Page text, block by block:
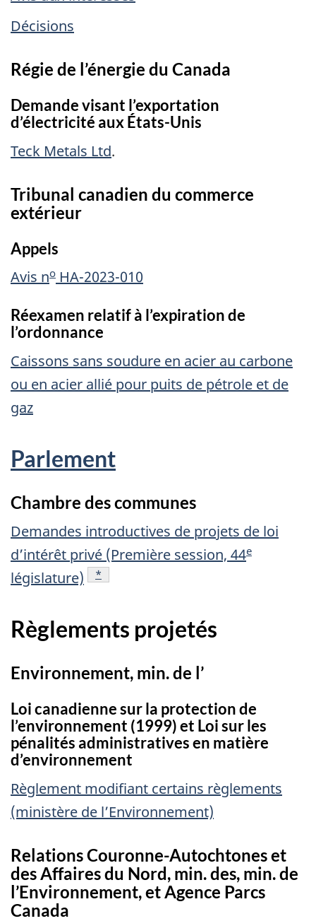
Décisions
Régie de l’énergie du Canada
Demande visant l’exportation
d’électricité aux États-Unis
Teck Metals Ltd.
Tribunal canadien du commerce
extérieur
Appels
Avis no HA-2023-010
Réexamen relatif à l’expiration de
l’ordonnance
Caissons sans soudure en acier au carbone
ou en acier allié pour puits de pétrole et de
gaz
Parlement
Chambre des communes
Demandes introductives de projets de loi
d’intérêt privé (Première session, 44e
législature) référence
*
Règlements projetés
Environnement, min. de l’
Loi canadienne sur la protection de
l’environnement (1999) et Loi sur les
pénalités administratives en matière
d’environnement
Règlement modifiant certains règlements
(ministère de l’Environnement)
Relations Couronne-Autochtones et
des Affaires du Nord, min. des, min. de
l’Environnement, et Agence Parcs
Canada